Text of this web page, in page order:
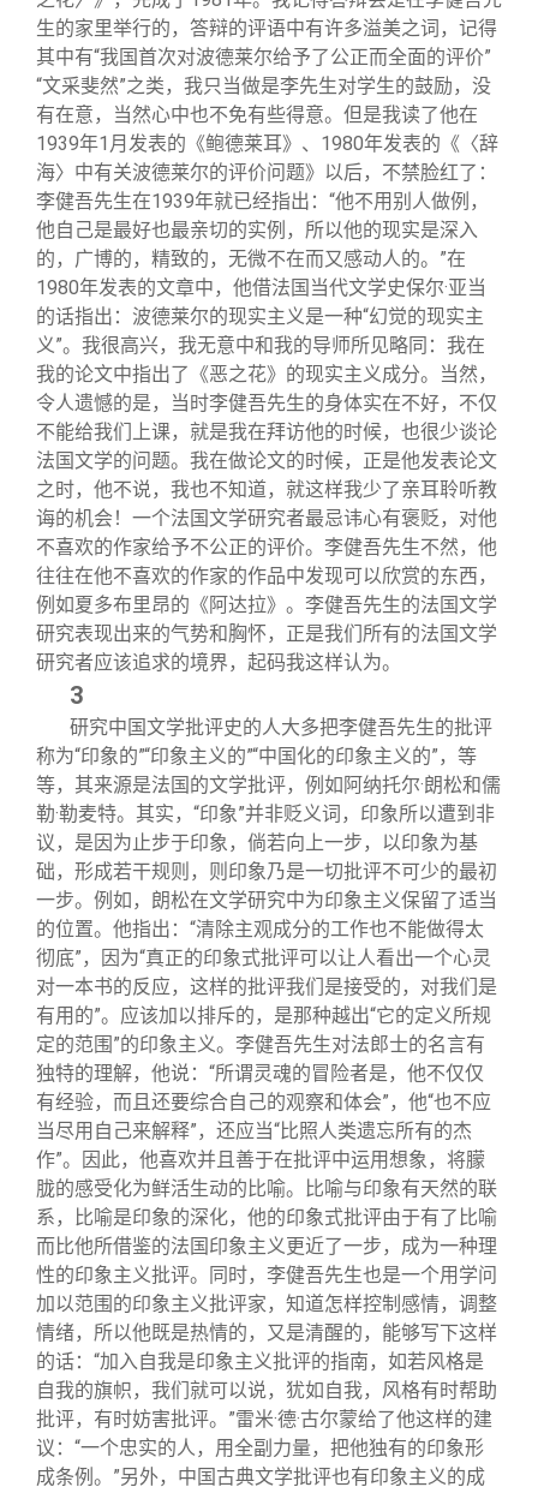
生的家里举行的，答辩的评语中有许多溢美之词，记得
其中有“我国首次对波德莱尔给予了公正而全面的评价”
“文采斐然”之类，我只当做是李先生对学生的鼓励，没
有在意，当然心中也不免有些得意。但是我读了他在
1939年1月发表的《鲍德莱耳》、1980年发表的《〈辞
海〉中有关波德莱尔的评价问题》以后，不禁脸红了：
李健吾先生在1939年就已经指出：“他不用别人做例，
他自己是最好也最亲切的实例，所以他的现实是深入
的，广博的，精致的，无微不在而又感动人的。”在
1980年发表的文章中，他借法国当代文学史保尔·亚当
的话指出：波德莱尔的现实主义是一种“幻觉的现实主
义”。我很高兴，我无意中和我的导师所见略同：我在
我的论文中指出了《恶之花》的现实主义成分。当然，
令人遗憾的是，当时李健吾先生的身体实在不好，不仅
不能给我们上课，就是我在拜访他的时候，也很少谈论
法国文学的问题。我在做论文的时候，正是他发表论文
之时，他不说，我也不知道，就这样我少了亲耳聆听教
诲的机会！一个法国文学研究者最忌讳心有褒贬，对他
不喜欢的作家给予不公正的评价。李健吾先生不然，他
往往在他不喜欢的作家的作品中发现可以欣赏的东西，
例如夏多布里昂的《阿达拉》。李健吾先生的法国文学
研究表现出来的气势和胸怀，正是我们所有的法国文学
研究者应该追求的境界，起码我这样认为。
3
研究中国文学批评史的人大多把李健吾先生的批评
称为“印象的”“印象主义的”“中国化的印象主义的”，等
等，其来源是法国的文学批评，例如阿纳托尔·朗松和儒
勒·勒麦特。其实，“印象”并非贬义词，印象所以遭到非
议，是因为止步于印象，倘若向上一步，以印象为基
础，形成若干规则，则印象乃是一切批评不可少的最初
一步。例如，朗松在文学研究中为印象主义保留了适当
的位置。他指出：“清除主观成分的工作也不能做得太
彻底”，因为“真正的印象式批评可以让人看出一个心灵
对一本书的反应，这样的批评我们是接受的，对我们是
有用的”。应该加以排斥的，是那种越出“它的定义所规
定的范围”的印象主义。李健吾先生对法郎士的名言有
独特的理解，他说：“所谓灵魂的冒险者是，他不仅仅
有经验，而且还要综合自己的观察和体会”，他“也不应
当尽用自己来解释”，还应当“比照人类遗忘所有的杰
作”。因此，他喜欢并且善于在批评中运用想象，将朦
胧的感受化为鲜活生动的比喻。比喻与印象有天然的联
系，比喻是印象的深化，他的印象式批评由于有了比喻
而比他所借鉴的法国印象主义更近了一步，成为一种理
性的印象主义批评。同时，李健吾先生也是一个用学问
加以范围的印象主义批评家，知道怎样控制感情，调整
情绪，所以他既是热情的，又是清醒的，能够写下这样
的话：“加入自我是印象主义批评的指南，如若风格是
自我的旗帜，我们就可以说，犹如自我，风格有时帮助
批评，有时妨害批评。”雷米·德·古尔蒙给了他这样的建
议：“一个忠实的人，用全副力量，把他独有的印象形
成条例。”另外，中国古典文学批评也有印象主义的成